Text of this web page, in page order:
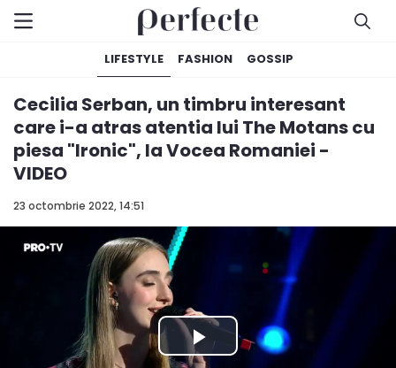
LIFESTYLE FASHION GOSSIP
23 octombrie 2022, 14:51
Cecilia Serban, un timbru interesant
care i-a atras atentia lui The Motans cu
piesa "Ironic", la Vocea Romaniei -
VIDEO